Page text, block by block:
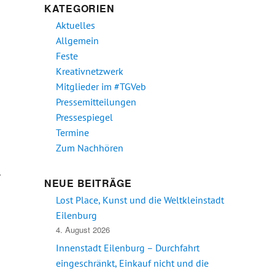
Kaminfeuer und Pusteblume in Eilenburg“
KATEGORIEN
Aktuelles
Allgemein
Feste
Kreativnetzwerk
Mitglieder im #TGVeb
Pressemitteilungen
Pressespiegel
Termine
Zum Nachhören
NEUE BEITRÄGE
Lost Place, Kunst und die Weltkleinstadt
Eilenburg
4. August 2026
Innenstadt Eilenburg – Durchfahrt
eingeschränkt, Einkauf nicht und die